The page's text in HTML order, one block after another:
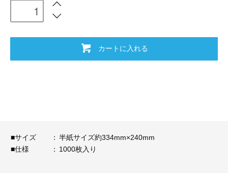
カートに入れる
■サイズ ： 半紙サイズ約334mm×240mm
■仕様
： 1000枚入り